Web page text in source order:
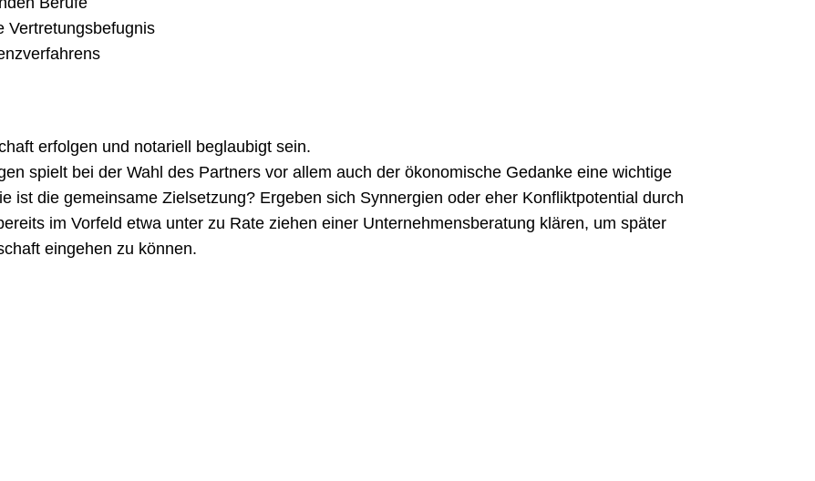
Vertretungsbefugnis
erfolgen und notariell beglaubigt sein.
spielt bei der Wahl des Partners vor allem auch der ökonomische Gedanke eine wichtige
ist die gemeinsame Zielsetzung? Ergeben sich Synnergien oder eher Konfliktpotential durch
im Vorfeld etwa unter zu Rate ziehen einer Unternehmensberatung klären, um später
eingehen zu können.